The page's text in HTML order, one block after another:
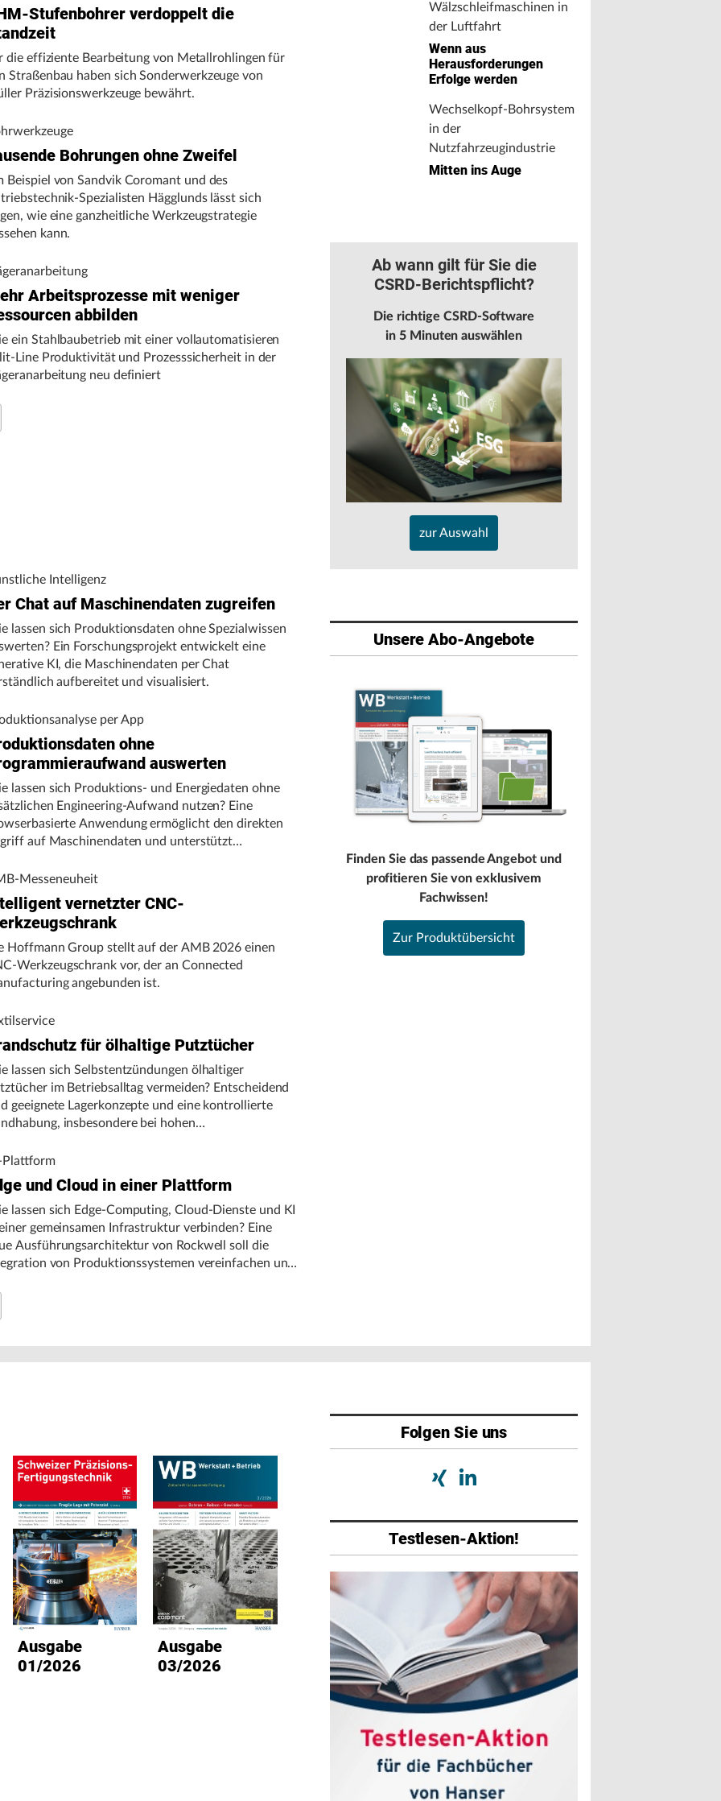
Stufenbohrer verdoppelt die
die effiziente Bearbeitung von Metallrohlingen für
Straßenbau haben sich Sonderwerkzeuge von
Präzisionswerkzeuge bewährt.
Bohrungen ohne Zweifel
Beispiel von Sandvik Coromant und des
Spezialisten Hägglunds lässt sich
wie eine ganzheitliche Werkzeugstrategie
kann.
Arbeitsprozesse mit weniger
abbilden
ein Stahlbaubetrieb mit einer vollautomatisieren
Line Produktivität und Prozesssicherheit in der
neu definiert
Intelligenz
Chat auf Maschinendaten zugreifen
lassen sich Produktionsdaten ohne Spezialwissen
Ein Forschungsprojekt entwickelt eine
KI, die Maschinendaten per Chat
aufbereitet und visualisiert.
per App
ohne
auswerten
lassen sich Produktions- und Energiedaten ohne
Engineering-Aufwand nutzen? Eine
Anwendung ermöglicht den direkten
auf Maschinendaten und unterstützt
Stillständen und Energieverbrauch.
Messeneuheit
vernetzter CNC-
Hoffmann Group stellt auf der AMB 2026 einen
Werkzeugschrank vor, der an Connected
angebunden ist.
für ölhaltige Putztücher
lassen sich Selbstentzündungen ölhaltiger
im Betriebsalltag vermeiden? Entscheidend
geeignete Lagerkonzepte und eine kontrollierte
insbesondere bei hohen
Plattform
und Cloud in einer Plattform
lassen sich Edge-Computing, Cloud-Dienste und KI
gemeinsamen Infrastruktur verbinden? Eine
Ausführungsarchitektur von Rockwell soll die
von Produktionssystemen vereinfachen und
Wälzschleifmaschinen in
der Luftfahrt
Wenn aus
Herausforderungen
Erfolge werden
Wechselkopf-Bohrsystem
in der
Nutzfahrzeugindustrie
Mitten ins Auge
Ab wann gilt für Sie die
CSRD-Berichtspflicht?
Die richtige CSRD-Software
in 5 Minuten auswählen
zur Auswahl
Unsere Abo-Angebote
Finden Sie das passende Angebot und
profitieren Sie von exklusivem
Fachwissen!
Zur Produktübersicht
Ausgabe
01/2026
Ausgabe
03/2026
Ausgabe
02/2026
Ausgabe
01/2026
Folgen Sie uns
Testlesen-Aktion!